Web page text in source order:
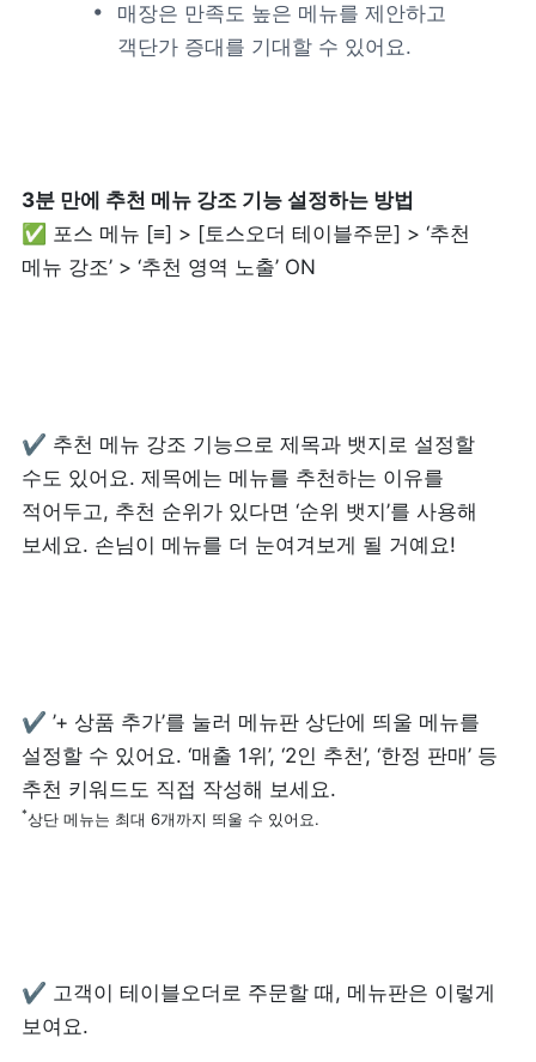
제품 도입 문의
사업 제휴 문의
포스 무료 다운로드
매장은 만족도 높은 메뉴를 제안하고
객단가 증대를 기대할 수 있어요.
✅ 포스 메뉴 [≡] > [토스오더 테이블주문] > ‘추천
메뉴 강조’ > ‘추천 영역 노출’ ON
✔️ 추천 메뉴 강조 기능으로 제목과 뱃지로 설정할
수도 있어요. 제목에는 메뉴를 추천하는 이유를
적어두고, 추천 순위가 있다면 ‘순위 뱃지’를 사용해
보세요. 손님이 메뉴를 더 눈여겨보게 될 거예요!
✔️ ’+ 상품 추가’를 눌러 메뉴판 상단에 띄울 메뉴를
설정할 수 있어요. ‘매출 1위’, ‘2인 추천’, ‘한정 판매’ 등
*상단 메뉴는 최대 6개까지 띄울 수 있어요.
✔️ 고객이 테이블오더로 주문할 때, 메뉴판은 이렇게
보여요.